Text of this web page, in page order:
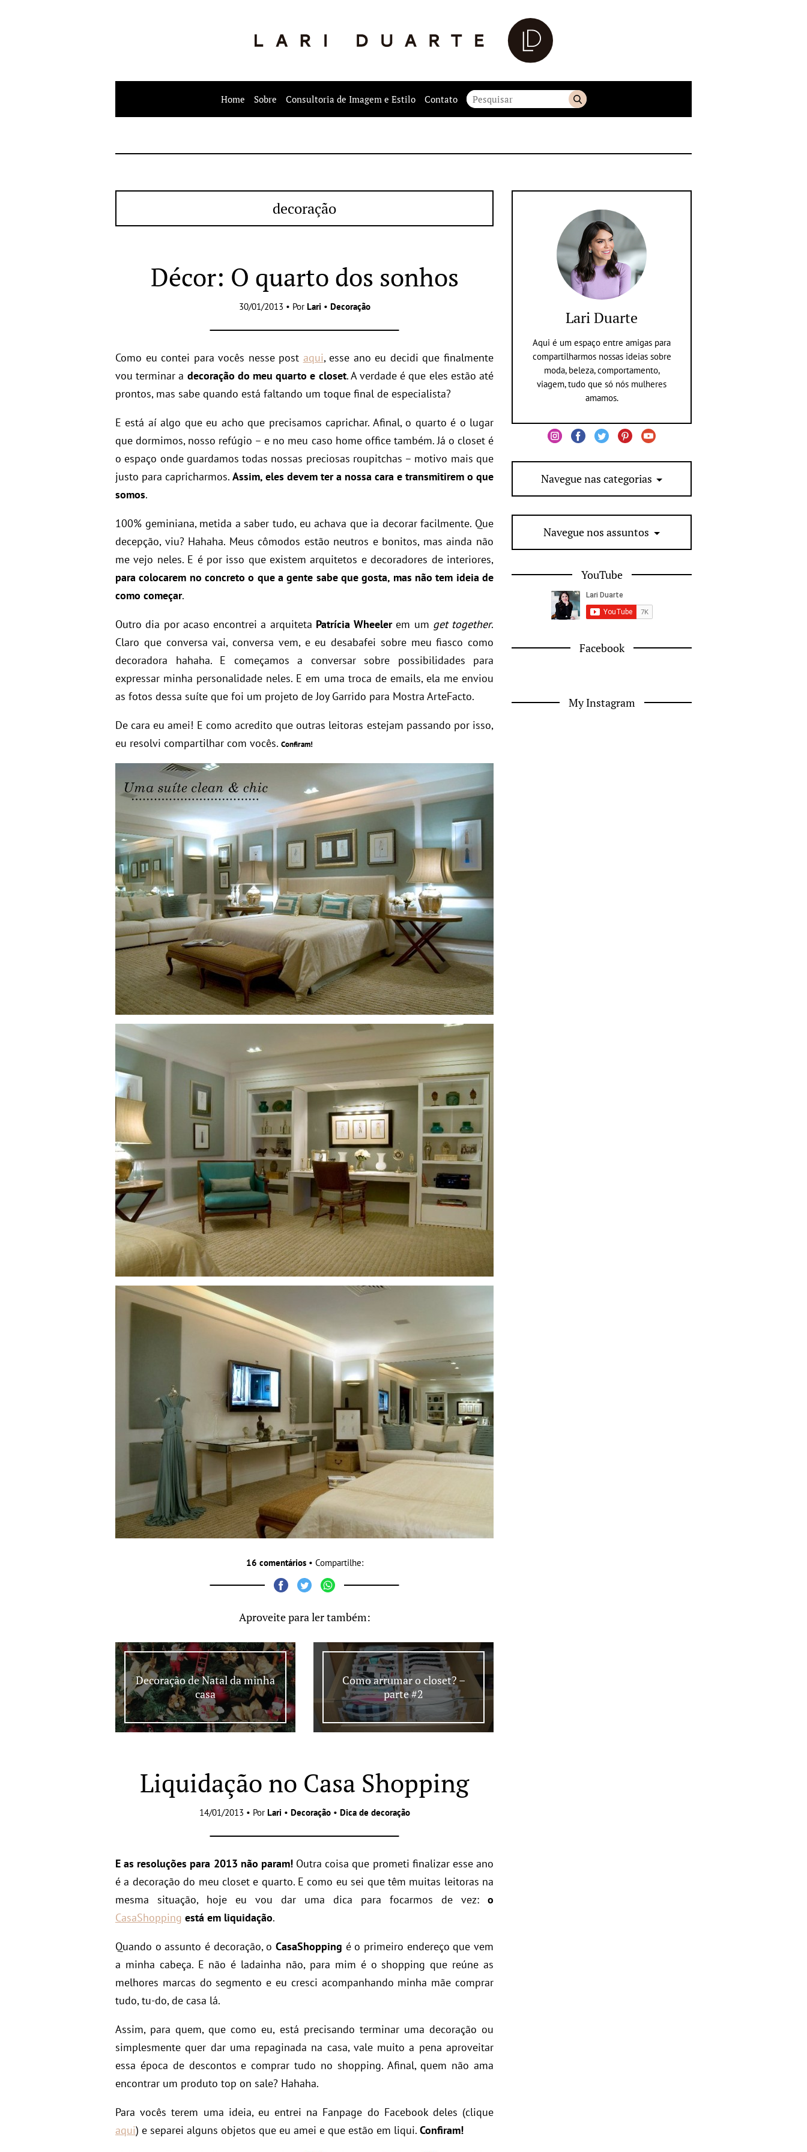
Home Sobre Consultoria de Imagem e Estilo Contato
decoração
Décor: O quarto dos sonhos
30/01/2013 • Por Lari • Decoração
Como eu contei para vocês nesse post aqui, esse ano eu decidi que finalmente
vou terminar a decoração do meu quarto e closet. A verdade é que eles estão até
prontos, mas sabe quando está faltando um toque final de especialista?
E está aí algo que eu acho que precisamos caprichar. Afinal, o quarto é o lugar
que dormimos, nosso refúgio – e no meu caso home office também. Já o closet é
o espaço onde guardamos todas nossas preciosas roupitchas – motivo mais que
justo para capricharmos. Assim, eles devem ter a nossa cara e transmitirem o que
somos.
100% geminiana, metida a saber tudo, eu achava que ia decorar facilmente. Que
decepção, viu? Hahaha. Meus cômodos estão neutros e bonitos, mas ainda não
me vejo neles. E é por isso que existem arquitetos e decoradores de interiores,
para colocarem no concreto o que a gente sabe que gosta, mas não tem ideia de
como começar.
Outro dia por acaso encontrei a arquiteta Patrícia Wheelerem um get together.
Claro que conversa vai, conversa vem, e eu desabafei sobre meu fiasco como
decoradora hahaha. E começamos a conversar sobre possibilidades para
expressar minha personalidade neles. E em uma troca de emails, ela me enviou
as fotos dessa suíte que foi um projeto de Joy Garrido para Mostra ArteFacto.
De cara eu amei! E como acredito que outras leitoras estejam passando por isso,
eu resolvi compartilhar com vocês. Confiram!
16 comentários• Compartilhe:
Aproveite para ler também:
Decoração de Natal da minha
casa
Como arrumar o closet? –
parte #2
Liquidação no Casa Shopping
14/01/2013 • Por Lari • Decoração• Dica de decoração
E as resoluções para 2013 não param!Outra coisa que prometi finalizar esse ano
é a decoração do meu closet e quarto. E como eu sei que têm muitas leitoras na
mesma situação, hoje eu vou dar uma dica para focarmos de vez: o
CasaShopping está em liquidação.
Quando o assunto é decoração, o CasaShopping é o primeiro endereço que vem
a minha cabeça. E não é ladainha não, para mim é o shopping que reúne as
melhores marcas do segmento e eu cresci acompanhando minha mãe comprar
tudo, tu-do, de casa lá.
Assim, para quem, que como eu, está precisando terminar uma decoração ou
simplesmente quer dar uma repaginada na casa, vale muito a pena aproveitar
essa época de descontos e comprar tudo no shopping. Afinal, quem não ama
encontrar um produto top on sale? Hahaha.
Para vocês terem uma ideia, eu entrei na Fanpage do Facebook deles (clique
aqui) e separei alguns objetos que eu amei e que estão em liqui. Confiram!
Lari Duarte
Aqui é um espaço entre amigas para
compartilharmos nossas ideias sobre
moda, beleza, comportamento,
viagem, tudo que só nós mulheres
amamos.
Navegue nas categorias
Navegue nos assuntos
YouTube
Facebook
My Instagram